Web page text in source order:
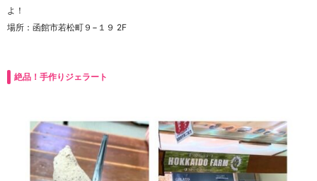
よ！
場所：函館市若松町９−１９ 2F
絶品！手作りジェラート